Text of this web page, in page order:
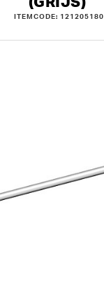
ITEMCODE: 121205180